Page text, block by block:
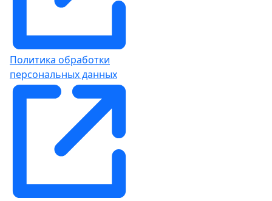
Политика обработки
персональных данных